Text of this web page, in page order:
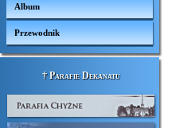
Album
Przewodnik
† Parafie Dekanatu